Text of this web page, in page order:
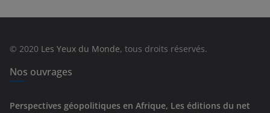
e
© 2020 Les Yeux du Monde, tous droits réservés.
Nos ouvrages
Perspectives géopolitiques en Afrique, Les éditions du net